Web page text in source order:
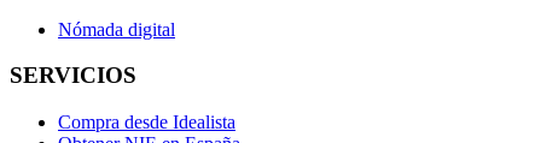
Nómada digital
SERVICIOS
Compra desde Idealista